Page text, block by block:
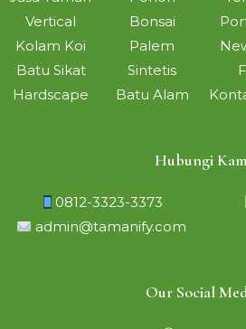
Vertical
Kolam Koi
Batu Sikat
Hardscape
Bonsai
Palem
Sintetis
Batu Alam
Hubungi
0812-3323-3373
admin@tamanify.com
Our Social